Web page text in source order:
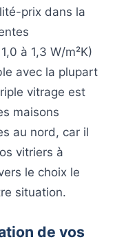
prix dans la
à 1,3 W/m²K)
avec la plupart
vitrage est
maisons
au nord, car il
vitriers à
le choix le
situation.
de vos